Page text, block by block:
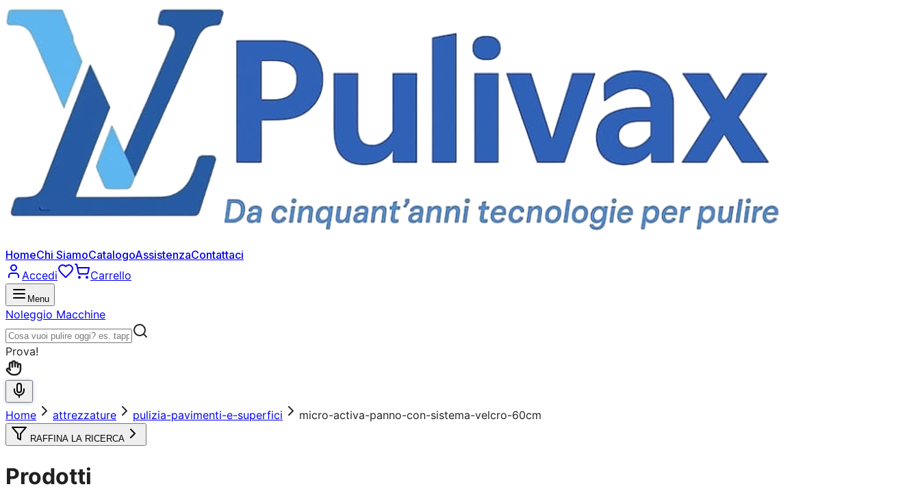
HomeChi SiamoCatalogoAssistenzaContattaci
Accedi
Carrello
Menu
Noleggio Macchine
Prova!
Home attrezzature pulizia-pavimenti-e-superfici micro-activa-panno-con-sistema-velcro-60cm
RAFFINA LA RICERCA
Prodotti